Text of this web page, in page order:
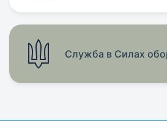
Служба в Силах